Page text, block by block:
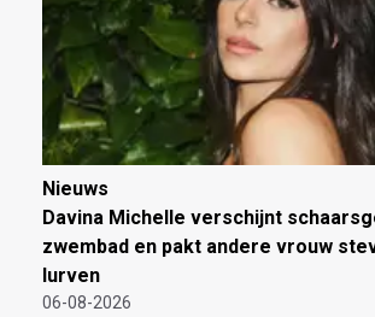
Nieuws
Davina Michelle verschijnt
zwembad en pakt andere vrouw
lurven
06-08-2026